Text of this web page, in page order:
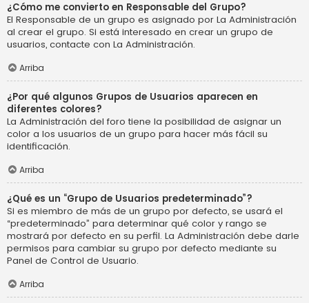
¿Cómo me convierto en Responsable del Grupo?
El Responsable de un grupo es asignado por La Administración
al crear el grupo. Si está interesado en crear un grupo de
usuarios, contacte con La Administración.
Arriba
¿Por qué algunos Grupos de Usuarios aparecen en
diferentes colores?
La Administración del foro tiene la posibilidad de asignar un
color a los usuarios de un grupo para hacer más fácil su
identificación.
Arriba
¿Qué es un “Grupo de Usuarios predeterminado”?
Si es miembro de más de un grupo por defecto, se usará el
“predeterminado” para determinar qué color y rango se
mostrará por defecto en su perfil. La Administración debe darle
permisos para cambiar su grupo por defecto mediante su
Panel de Control de Usuario.
Arriba